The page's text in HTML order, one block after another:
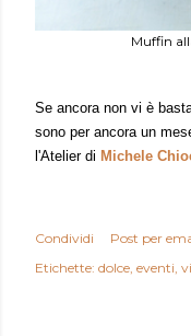
Muffin
Se ancora non vi è
sono per ancora un
l'Atelier di Michele
Condividi
Post per
Etichette: dolce eventi